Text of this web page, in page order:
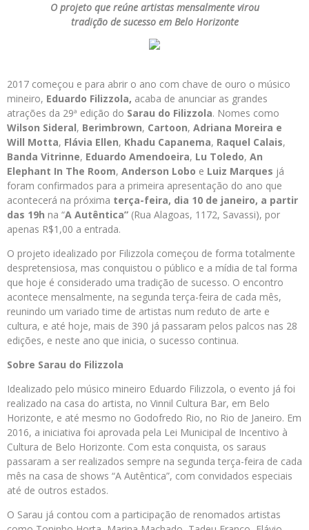
O projeto que reúne artistas mensalmente virou
tradição de sucesso em Belo Horizonte
2017 começou e para abrir o ano com chave de ouro o músico
mineiro, Eduardo Filizzola, acaba de anunciar as grandes
atrações da 29ª edição do Sarau do Filizzola. Nomes como
Wilson Sideral, Berimbrown, Cartoon, Adriana Moreira e
Will Motta, Flávia Ellen, Khadu Capanema, Raquel Calais,
Banda Vitrinne, Eduardo Amendoeira, Lu Toledo, An
Elephant In The Room, Anderson Lobo e Luiz Marques já
foram confirmados para a primeira apresentação do ano que
acontecerá na próxima terça-feira, dia 10 de janeiro, a partir
das 19h na “A Autêntica” (Rua Alagoas, 1172, Savassi), por
apenas R$1,00 a entrada.
O projeto idealizado por Filizzola começou de forma totalmente
despretensiosa, mas conquistou o público e a mídia de tal forma
que hoje é considerado uma tradição de sucesso. O encontro
acontece mensalmente, na segunda terça-feira de cada mês,
reunindo um variado time de artistas num reduto de arte e
cultura, e até hoje, mais de 390 já passaram pelos palcos nas 28
edições, e neste ano que inicia, o sucesso continua.
Sobre Sarau do Filizzola
Idealizado pelo músico mineiro Eduardo Filizzola, o evento já foi
realizado na casa do artista, no Vinnil Cultura Bar, em Belo
Horizonte, e até mesmo no Godofredo Rio, no Rio de Janeiro. Em
2016, a iniciativa foi aprovada pela Lei Municipal de Incentivo à
Cultura de Belo Horizonte. Com esta conquista, os saraus
passaram a ser realizados sempre na segunda terça-feira de cada
mês na casa de shows “A Autêntica”, com convidados especiais
até de outros estados.
O Sarau já contou com a participação de renomados artistas